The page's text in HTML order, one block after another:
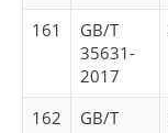
161
GB/T
35631-
2017
162
GB/T